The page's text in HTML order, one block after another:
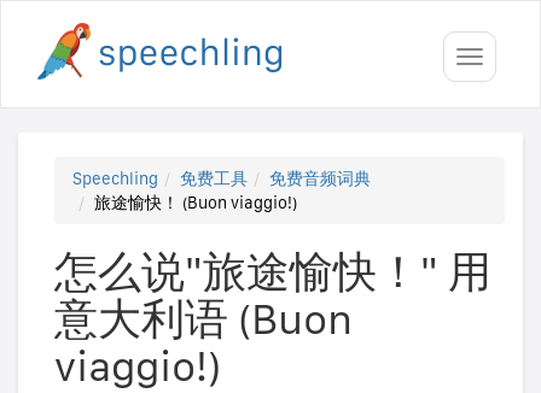
Toggle
Speechling 免费工具
免费音频词典
旅途愉快！ (Buon viaggio!)
怎么说"旅途愉快！" 用
意大利语 (Buon
viaggio!)